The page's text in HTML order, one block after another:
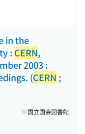
in the
: CERN,
2003 :
(CERN ;
国立国会図書館